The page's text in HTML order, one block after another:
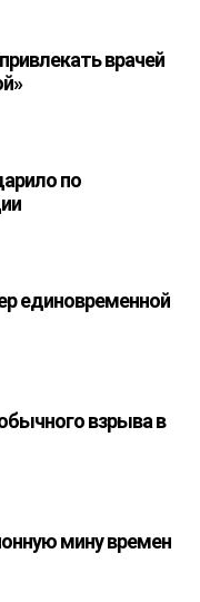
врачей
по
единовременной
взрыва в
мину времен